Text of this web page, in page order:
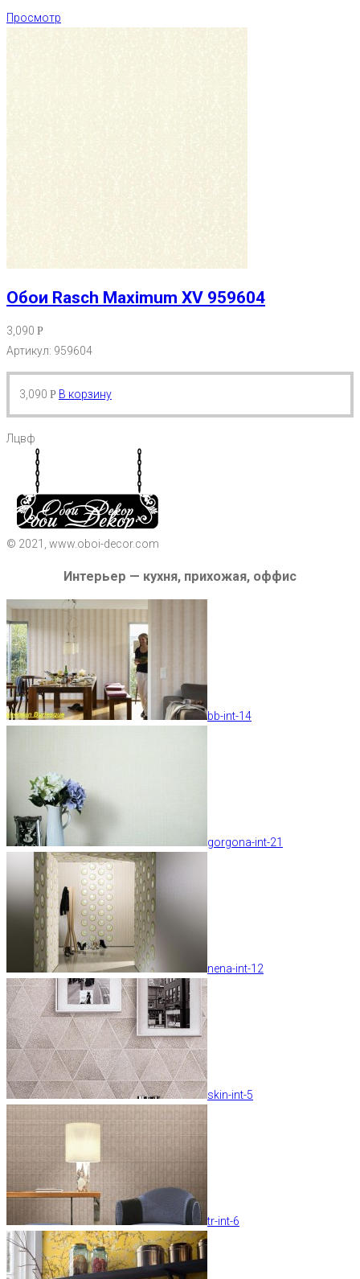
Просмотр
Обои Rasch Maximum XV 959604
3,090 Р
Артикул: 959604
3,090 Р В корзину
Лцвф
© 2021, www.oboi-decor.com
Интерьер — кухня, прихожая, оффис
bb-int-14
gorgona-int-21
nena-int-12
skin-int-5
tr-int-6